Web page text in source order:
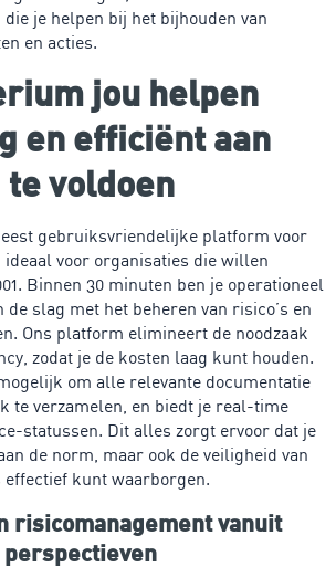
je helpen bij het bijhouden van
en acties.
jou helpen
en efficiënt aan
te voldoen
gebruiksvriendelijke platform voor
voor organisaties die willen
Binnen 30 minuten ben je operationeel
slag met het beheren van risico’s en
Ons platform elimineert de noodzaak
zodat je de kosten laag kunt houden.
om alle relevante documentatie
te verzamelen, en biedt je real-time
statussen. Dit alles zorgt ervoor dat je
de norm, maar ook de veiligheid van
kunt waarborgen.
risicomanagement vanuit